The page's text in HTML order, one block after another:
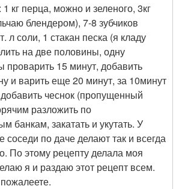
кг перца, можно и зеленого, 3кг
блендером), 7-8 зубчиков
л соли, 1 стакан песка (я кладу
на две половины, одну
проварить 15 минут, добавить
и варить еще 20 минут, за 10минут
чеснок (пропущенный
разложить по
банкам, закатать и укутать. У
соседи по даче делают так и всегда
По этому рецепту делала моя
я и раздаю этот рецепт всем.